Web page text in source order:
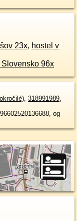
23x, hostel v
96x
, 318991989,
og